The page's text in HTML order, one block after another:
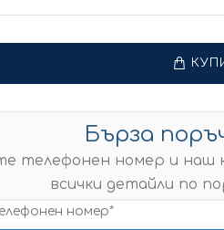
Бърза
телефонен номер и наш
всички детайли по